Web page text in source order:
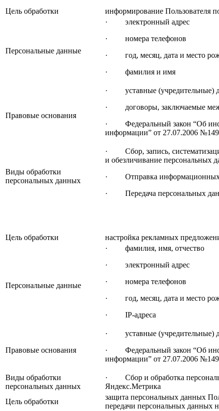
Цель обработки информирование Пользователя
Персональные данные
· электронный адрес
· номера телефонов
· год, месяц, дата и место
· фамилия и имя
Правовые основания
· уставные (учредительные)
· договоры, заключаемые
· Федеральный закон “Об
информации” от 27.07.2006
Виды обработки
персональных данных
· Сбор, запись,
и обезличивание персональных
· Отправка информационных
· Передача персональных
Цель обработки настройка рекламных
Персональные данные
· фамилия, имя, отчество
· электронный адрес
· номера телефонов
· год, месяц, дата и место
· IP-адреса
Правовые основания
· уставные (учредительные)
· Федеральный закон “Об
информации” от 27.07.2006
Виды обработки
персональных данных
· Сбор и обработка
Яндекс.Метрика
Цель обработки
защита персональных данных
передачи персональных данных